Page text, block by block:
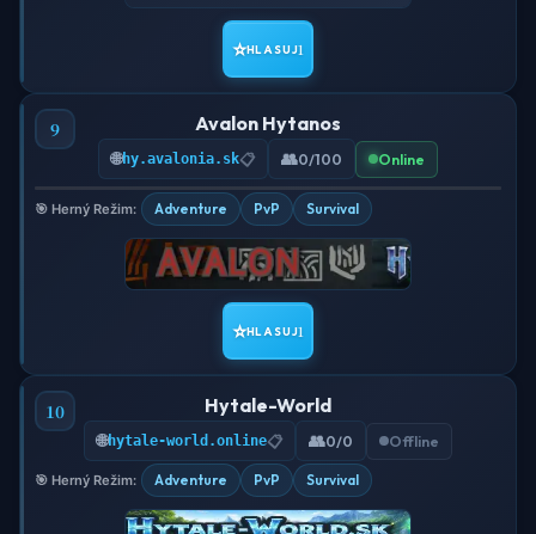
⭐HLASUJ1
9 Avalon Hytanos
🌐hy.avalonia.sk📋 👥0/100 Online
🎯 Herný Režim: Adventure PvP Survival
⭐HLASUJ1
10 Hytale-World
🌐hytale-world.online📋 👥0/0 Offline
🎯 Herný Režim: Adventure PvP Survival